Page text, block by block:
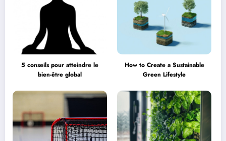
5 conseils pour atteindre le
bien-être global
How to Create a Sustainable
Green Lifestyle